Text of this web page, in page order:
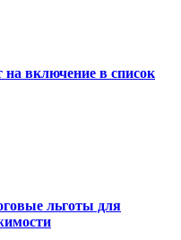
включение в список
льготы для